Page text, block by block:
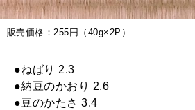
販売価格：255円（40g×2P）
●ねばり 2.3
●納豆のかおり 2.6
●豆のかたさ 3.4